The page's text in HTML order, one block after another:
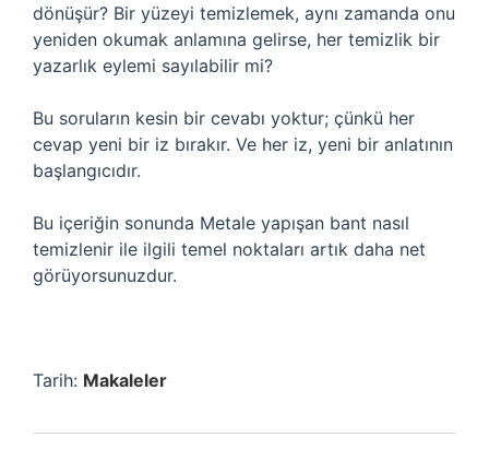
dönüşür? Bir yüzeyi temizlemek, aynı zamanda onu
yeniden okumak anlamına gelirse, her temizlik bir
yazarlık eylemi sayılabilir mi?
Bu soruların kesin bir cevabı yoktur; çünkü her
cevap yeni bir iz bırakır. Ve her iz, yeni bir anlatının
başlangıcıdır.
Bu içeriğin sonunda Metale yapışan bant nasıl
temizlenir ile ilgili temel noktaları artık daha net
görüyorsunuzdur.
Tarih: Makaleler